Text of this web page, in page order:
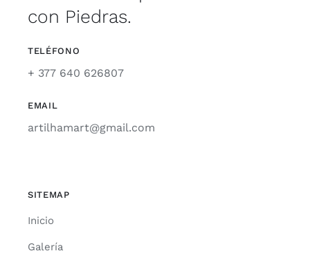
con Piedras.
TELÉFONO
+ 377 640 626807
EMAIL
artilhamart@gmail.com
SITEMAP
Inicio
Galería